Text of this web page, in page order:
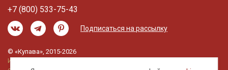
+7 (800) 533-75-43
Подписаться на рассылку
© «Купава», 2015-2026
Информация на сайте не является публичной